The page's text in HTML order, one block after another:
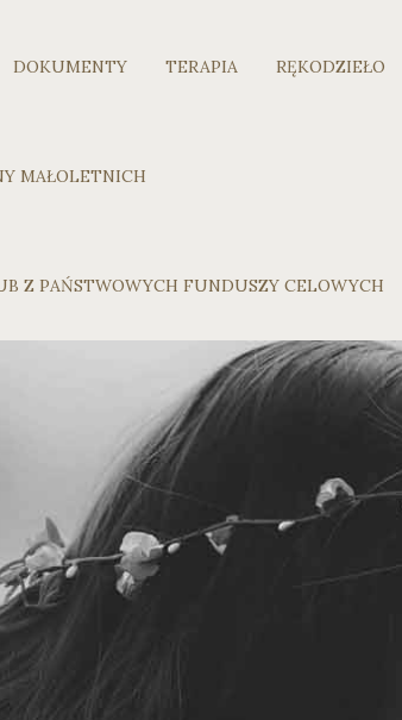
DOKUMENTY TERAPIA RĘKODZIEŁO
MAŁOLETNICH
Z PAŃSTWOWYCH FUNDUSZY CELOWYCH